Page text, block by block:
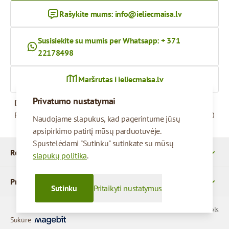
Privatumo nustatymai
Naudojame slapukus, kad pagerintume jūsų
apsipirkimo patirtį mūsų parduotuvėje.
Spustelėdami "Sutinku" sutinkate su mūsų
slapukų politika.
Pritaikyti nustatymus
Sutinku
Rekvizitai
Produktai
Rašykite mums: info@ieliecmaisa.lv
Susisiekite su mumis per Whatsapp: + 371
22178498
Maršrutas į ieliecmaisa.lv
Darbo valandos
Pirmadienis – penktadienis
09:00 - 17:00
© 2026 SIA Parcels
Sukūrė